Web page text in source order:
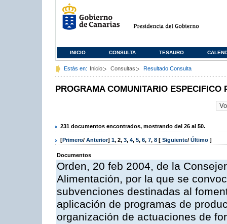
INICIO CONSULTA TESAURO
Estás en: Inicio Consultas Resultado Consulta
PROGRAMA COMUNITARIO ESPECIFICO
231 documentos encontrados, mostrando del 26 al 50.
[Primero/ Anterior] 1, 2, 3, 4, 5, 6, 7, 8 [ Siguiente/ Último ]
Documentos
Orden, 20 feb 2004, de la
Alimentación, por la que se
subvenciones destinadas al
aplicación de programas de
organización de actuaciones de